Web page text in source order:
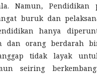
Namun, Pendidikan
buruk dan
hanya
dan orang berdarah
tidak layak
seiring